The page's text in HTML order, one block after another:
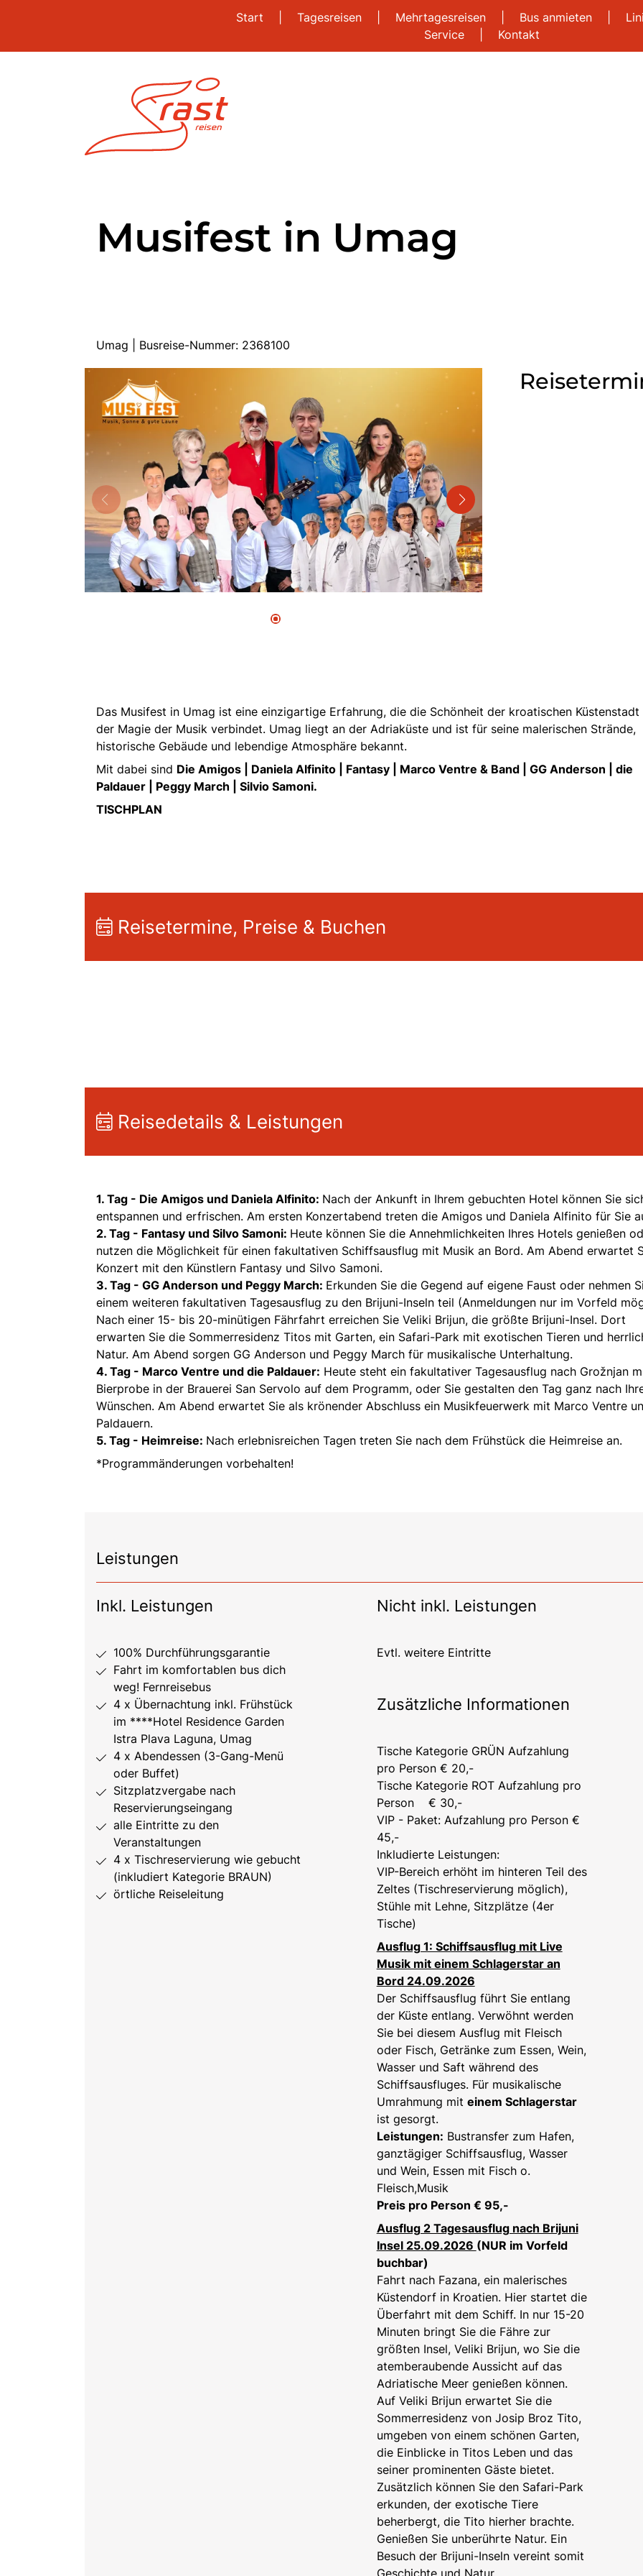
Start Tagesreisen Mehrtagesreisen Bus anmieten
Service
Kontakt
Musifest in Umag
Umag | Busreise-Nummer: 2368100
Das Musifest in Umag ist eine einzigartige Erfahrung, die die Schönheit der kroatischen
der Magie der Musik verbindet. Umag liegt an der Adriaküste und ist für seine malerischen Strände,
historische Gebäude und lebendige Atmosphäre bekannt.
Mit dabei sind Die Amigos | Daniela Alfinito | Fantasy | Marco Ventre & Band | GG Anderson | die
Paldauer | Peggy March | Silvio Samoni.
TISCHPLAN
Reisetermine, Preise & Buchen
Reisedetails & Leistungen
1. Tag - Die Amigos und Daniela Alfinito: Nach der Ankunft in Ihrem gebuchten Hotel können Sie
entspannen und erfrischen. Am ersten Konzertabend treten die Amigos und Daniela Alfinito für Sie
2. Tag - Fantasy und Silvo Samoni: Heute können Sie die Annehmlichkeiten Ihres Hotels genießen
nutzen die Möglichkeit für einen fakultativen Schiffsausflug mit Musik an Bord. Am Abend erwartet
Konzert mit den Künstlern Fantasy und Silvo Samoni.
3. Tag - GG Anderson und Peggy March: Erkunden Sie die Gegend auf eigene Faust oder nehmen
einem weiteren fakultativen Tagesausflug zu den Brijuni-Inseln teil (Anmeldungen nur im Vorfeld
Nach einer 15- bis 20-minütigen Fährfahrt erreichen Sie Veliki Brijun, die größte Brijuni-Insel. Dort
erwarten Sie die Sommerresidenz Titos mit Garten, ein Safari-Park mit exotischen Tieren und
Natur. Am Abend sorgen GG Anderson und Peggy March für musikalische Unterhaltung.
4. Tag - Marco Ventre und die Paldauer: Heute steht ein fakultativer Tagesausflug nach Grožnjan
Bierprobe in der Brauerei San Servolo auf dem Programm, oder Sie gestalten den Tag ganz nach
Wünschen. Am Abend erwartet Sie als krönender Abschluss ein Musikfeuerwerk mit Marco Ventre
Paldauern.
5. Tag - Heimreise: Nach erlebnisreichen Tagen treten Sie nach dem Frühstück die Heimreise an.
*Programmänderungen vorbehalten!
Leistungen
Inkl. Leistungen
100% Durchführungsgarantie
Fahrt im komfortablen bus dich
weg! Fernreisebus
4 x Übernachtung inkl. Frühstück
im ****Hotel Residence Garden
Istra Plava Laguna, Umag
4 x Abendessen (3-Gang-Menü
oder Buffet)
Sitzplatzvergabe nach
Reservierungseingang
alle Eintritte zu den
Veranstaltungen
4 x Tischreservierung wie gebucht
(inkludiert Kategorie BRAUN)
örtliche Reiseleitung
Nicht inkl. Leistungen
Evtl. weitere Eintritte
Zusätzliche Informationen
Tische Kategorie GRÜN Aufzahlung
pro Person € 20,-
Tische Kategorie ROT Aufzahlung pro
Person € 30,-
VIP - Paket: Aufzahlung pro Person €
45,-
Inkludierte Leistungen:
VIP-Bereich erhöht im hinteren Teil des
Zeltes (Tischreservierung möglich),
Stühle mit Lehne, Sitzplätze (4er
Tische)
Ausflug 1: Schiffsausflug mit Live
Musik mit einem Schlagerstar an
Bord 24.09.2026
Der Schiffsausflug führt Sie entlang
der Küste entlang. Verwöhnt werden
Sie bei diesem Ausflug mit Fleisch
oder Fisch, Getränke zum Essen, Wein,
Wasser und Saft während des
Schiffsausfluges. Für musikalische
Umrahmung mit einem Schlagerstar
ist gesorgt.
Leistungen: Bustransfer zum Hafen,
ganztägiger Schiffsausflug, Wasser
und Wein, Essen mit Fisch o.
Fleisch,Musik
Preis pro Person € 95,-
Ausflug 2 Tagesausflug nach Brijuni
Insel 25.09.2026 (NUR im Vorfeld
buchbar)
Fahrt nach Fazana, ein malerisches
Küstendorf in Kroatien. Hier startet die
Überfahrt mit dem Schiff. In nur 15-20
Minuten bringt Sie die Fähre zur
größten Insel, Veliki Brijun, wo Sie die
atemberaubende Aussicht auf das
Adriatische Meer genießen können.
Auf Veliki Brijun erwartet Sie die
Sommerresidenz von Josip Broz Tito,
umgeben von einem schönen Garten,
die Einblicke in Titos Leben und das
seiner prominenten Gäste bietet.
Zusätzlich können Sie den Safari-Park
erkunden, der exotische Tiere
beherbergt, die Tito hierher brachte.
Genießen Sie unberührte Natur. Ein
Besuch der Brijuni-Inseln vereint somit
Geschichte und Natur.